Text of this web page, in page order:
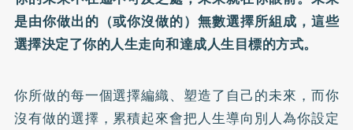
是由你做出的（或你沒做的）無數選擇所組成，這些
選擇決定了你的人生走向和達成人生目標的方式。
你所做的每一個選擇編織、塑造了自己的未來，而你
沒有做的選擇，累積起來會把人生導向別人為你設定